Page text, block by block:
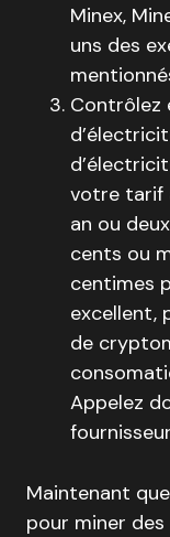
Minex,
uns des
Contrôlez
votre tarif
an ou
cents ou
centimes
excellent,
de
Appelez
Maintenant
pour miner